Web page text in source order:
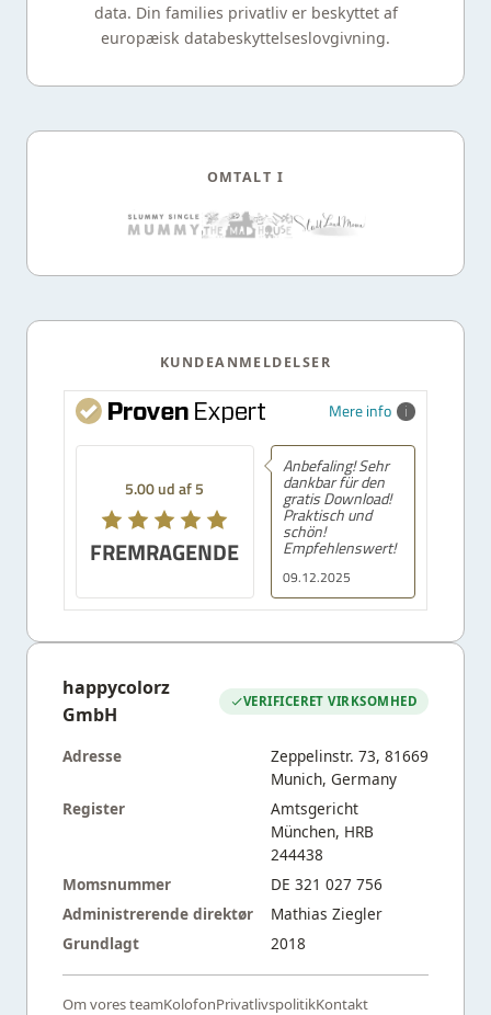
data. Din families privatliv er beskyttet af
europæisk databeskyttelseslovgivning.
OMTALT I
KUNDEANMELDELSER
Mere info
5.00 ud af 5
FREMRAGENDE
09.12.2025
Anbefaling! Sehr
dankbar für den
gratis Download!
Praktisch und
schön!
Empfehlenswert!
happycolorz
GmbH
VERIFICERET VIRKSOMHED
Adresse
Zeppelinstr. 73, 81669
Munich, Germany
Register
Amtsgericht
München, HRB
244438
Momsnummer
DE 321 027 756
Administrerende direktør
Mathias Ziegler
Grundlagt
2018
Om vores teamKolofonPrivatlivspolitikKontakt